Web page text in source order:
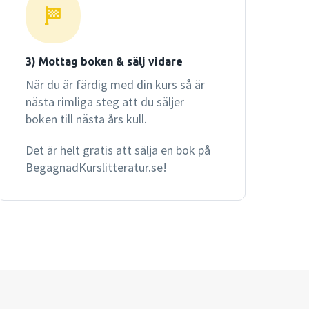
3) Mottag boken & sälj vidare
När du är färdig med din kurs så är
nästa rimliga steg att du säljer
boken till nästa års kull.
Det är helt gratis att sälja en bok på
BegagnadKurslitteratur.se!